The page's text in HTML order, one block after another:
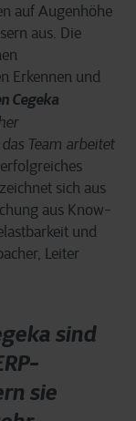
auf Augenhöhe
aus. Die
Erkennen und
Cegeka
das Team arbeitet
sich aus
aus Know-
und
Leiter
sind
sie